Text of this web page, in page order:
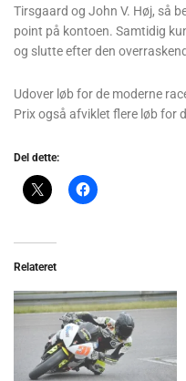
Tirsgaard og John V. Høj, så
point på kontoen. Samtidig
og slutte efter den
Udover løb for de moderne
Prix også afviklet flere løb for
Del dette:
Relateret